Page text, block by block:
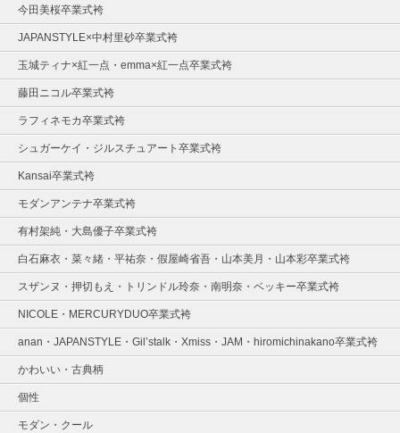
今田美桜卒業式袴
JAPANSTYLE×中村里砂卒業式袴
玉城ティナ×紅一点・emma×紅一点卒業式袴
藤田ニコル卒業式袴
ラフィネモカ卒業式袴
シュガーケイ・ジルスチュアート卒業式袴
Kansai卒業式袴
モダンアンテナ卒業式袴
有村架純・大島優子卒業式袴
白石麻衣・菜々緒・平祐奈・假屋崎省吾・山本美月・山本彩卒業式袴
スザンヌ・押切もえ・トリンドル玲奈・南明奈・ベッキー卒業式袴
NICOLE・MERCURYDUO卒業式袴
anan・JAPANSTYLE・Gil’stalk・Xmiss・JAM・hiromichinakano卒業式袴
かわいい・古典柄
個性
モダン・クール